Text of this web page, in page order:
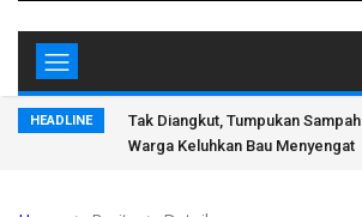
HEADLINE
Tak Diangkut, Tumpukan
Warga Keluhkan Bau Menyengat